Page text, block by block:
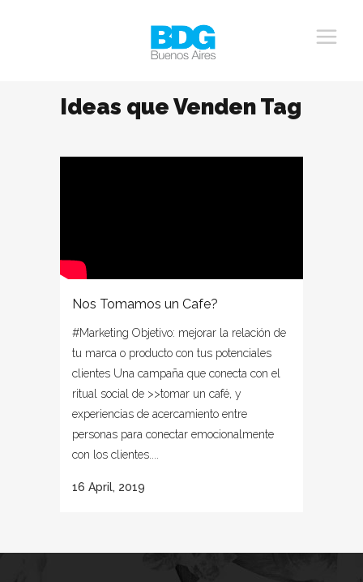
Ideas que Venden Tag
Nos Tomamos un Cafe?
#Marketing Objetivo: mejorar la relación de
tu marca o producto con tus potenciales
clientes Una campaña que conecta con el
ritual social de >>tomar un café, y
experiencias de acercamiento entre
personas para conectar emocionalmente
con los clientes....
16 April, 2019